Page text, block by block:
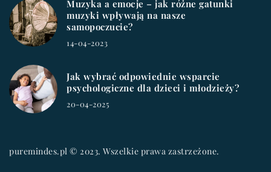
Muzyka a emocje – jak różne gatunki
muzyki wpływają na nasze
samopoczucie?
14-04-2023
Jak wybrać odpowiednie wsparcie
psychologiczne dla dzieci i młodzieży?
20-04-2025
puremindes.pl © 2023. Wszelkie prawa zastrzeżone.